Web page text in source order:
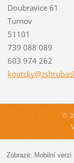
Doubravice 61
Turnov
51101
739 088 089
603 974 262
koutsky@zshrubas
©
Zobrazit: Mobilní verzi